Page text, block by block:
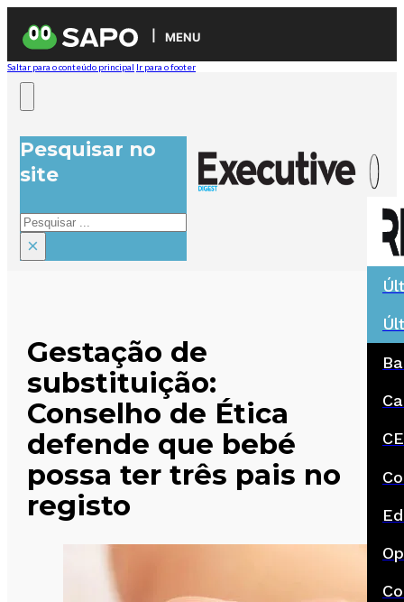
MENU
Saltar para o conteúdo principal Ir para o footer
Pesquisar no
site
Pesquisar
×
Gestação de
substituição:
Conselho de Ética
defende que bebé
possa ter três pais no
registo